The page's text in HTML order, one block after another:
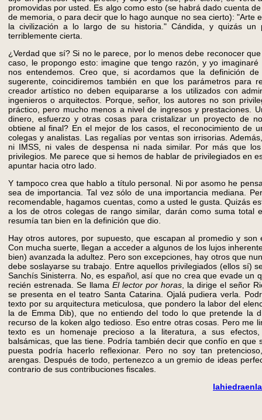
promovidas por usted. Es algo como esto (se habrá dado cuenta
de memoria, o para decir que lo hago aunque no sea cierto): "Arte
la civilización a lo largo de su historia." Cándida, y quizás un
terriblemente cierta.
¿Verdad que sí? Si no le parece, por lo menos debe reconocer
caso, le propongo esto: imagine que tengo razón, y yo
nos entendemos. Creo que, si acordamos que la definición
sugerente, coincidiremos también en que los parámetros para
creador artístico no deben equipararse a los utilizados con
ingenieros o arquitectos. Porque, señor, los autores no son
práctico, pero mucho menos a nivel de ingresos y prestaciones.
dinero, esfuerzo y otras cosas para cristalizar un proyecto de
obtiene al final? En el mejor de los casos, el reconocimiento de
colegas y analistas. Las regalías por ventas son irrisorias.
ni IMSS, ni vales de despensa ni nada similar. Por más que
privilegios. Me parece que si hemos de hablar de privilegiados en
apuntar hacia otro lado.
Y tampoco crea que hablo a título personal. Ni por asomo he
sea de importancia. Tal vez sólo de una importancia mediana.
recomendable, hagamos cuentas, como a usted le gusta. Quizás
a los de otros colegas de rango similar, darán como suma total
resumía tan bien en la definición que dio.
Hay otros autores, por supuesto, que escapan al promedio y son
Con mucha suerte, llegan a acceder a algunos de los lujos
bien) avanzada la adultez. Pero son excepciones, hay otros que
debe soslayarse su trabajo. Entre aquellos privilegiados (ellos sí)
Sanchís Sinisterra. No, es español, así que no crea que evade un
recién estrenada. Se llama El lector por horas , la dirige el señor
se presenta en el teatro Santa Catarina. Ojalá pudiera verla.
texto por su arquitectura meticulosa, que pondero la labor del
la de Emma Dib), que no entiendo del todo lo que pretende la
recurso de la koken algo tedioso. Eso entre otras cosas. Pero me
texto es un homenaje precioso a la literatura, a sus efectos,
balsámicas, que las tiene. Podría también decir que confío en que
puesta podría hacerlo reflexionar. Pero no soy tan
arengas. Después de todo, pertenezco a un gremio de ideas
contrario de sus contribuciones fiscales.